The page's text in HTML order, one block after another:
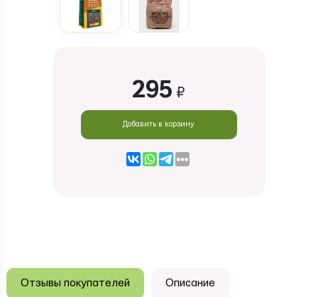
295 ₽
Добавить в корзину
Отзывы покупателей Описание